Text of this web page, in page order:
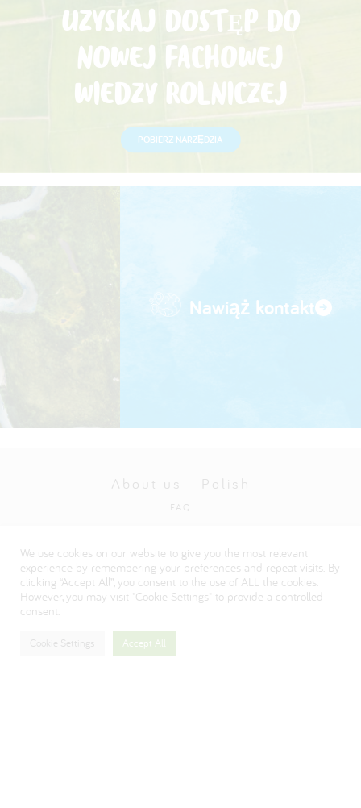
UZYSKAJ DOSTĘP DO
NOWEJ FACHOWEJ
WIEDZY ROLNICZEJ
POBIERZ NARZĘDZIA
Nawiąż kontakt
About us - Polish
FAQ
Visit our Danone corporate website
We use cookies on our website to give you the most relevant
experience by remembering your preferences and repeat visits. By
clicking “Accept All”, you consent to the use of ALL the cookies.
However, you may visit "Cookie Settings" to provide a controlled
consent.
Cookie Settings Accept All